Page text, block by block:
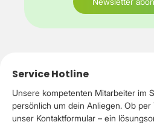
Service Hotline
Unsere kompetenten Mitarbeiter im
persönlich um dein Anliegen. Ob
unser Kontaktformular – ein